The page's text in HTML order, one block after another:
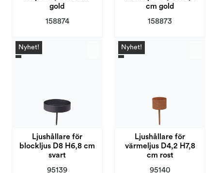
gold
158874
cm gold
158873
Nyhet!
Ljushållare för
blockljus D8 H6,8 cm
svart
95139
Nyhet!
Ljushållare för
värmeljus D4,2 H7,8
cm rost
95140